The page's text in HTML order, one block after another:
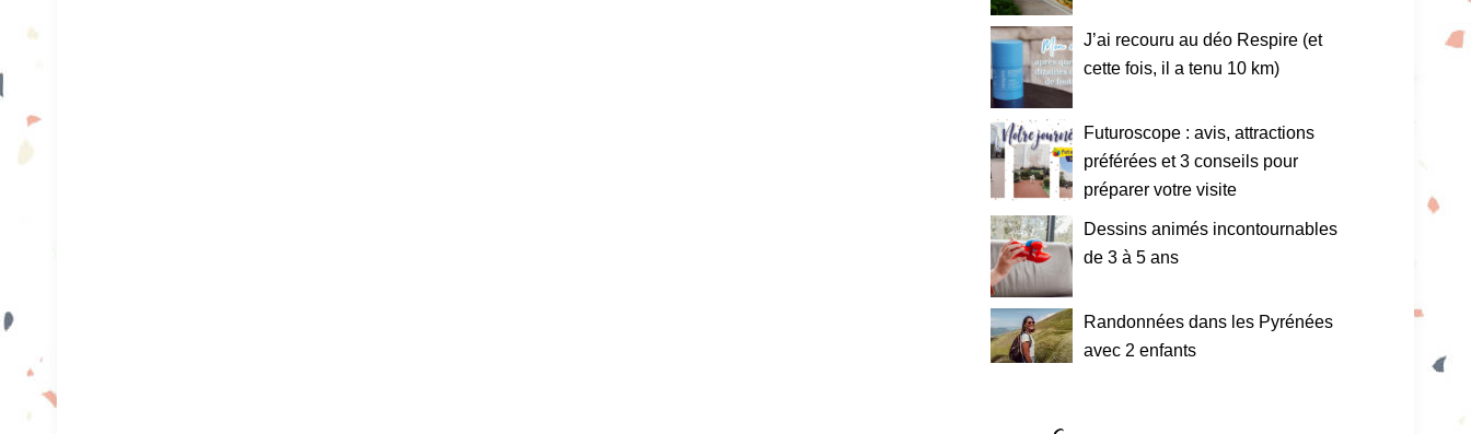
J’ai recouru au déo Respire (et
cette fois, il a tenu 10 km)
Futuroscope : avis, attractions
préférées et 3 conseils pour
préparer votre visite
Dessins animés incontournables
de 3 à 5 ans
Randonnées dans les Pyrénées
avec 2 enfants